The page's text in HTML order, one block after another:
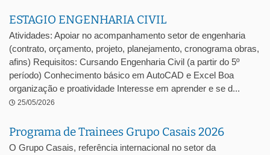
ESTAGIO ENGENHARIA CIVIL
Atividades: Apoiar no acompanhamento setor de engenharia
(contrato, orçamento, projeto, planejamento, cronograma obras,
afins) Requisitos: Cursando Engenharia Civil (a partir do 5º
período) Conhecimento básico em AutoCAD e Excel Boa
organização e proatividade Interesse em aprender e se d...
25/05/2026
Programa de Trainees Grupo Casais 2026
O Grupo Casais, referência internacional no setor da